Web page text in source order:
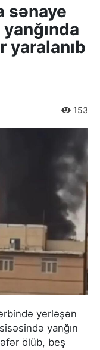
sənaye
yaralanıb
153
yerləşən
yanğın
ölüb, beş